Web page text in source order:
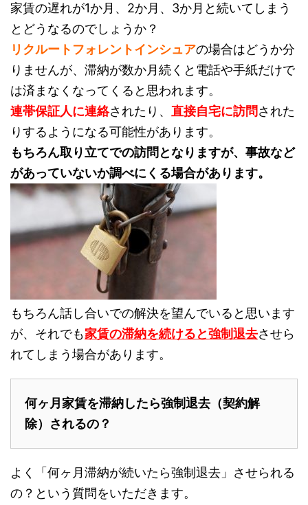
家賃の遅れが1か月、2か月、3か月と続いてしまう
とどうなるのでしょうか？
リクルートフォレントインシュアの場合はどうか分
りませんが、滞納が数か月続くと電話や手紙だけで
は済まなくなってくると思われます。
連帯保証人に連絡されたり、 直接自宅に訪問された
りするようになる可能性があります。
もちろん取り立てでの訪問となりますが、事故など
があっていないか調べにくる場合があります。
もちろん話し合いでの解決を望んでいると思います
が、それでも家賃の滞納を続けると強制退去させら
れてしまう場合があります。
何ヶ月家賃を滞納したら強制退去（契約解
除）されるの？
よく「何ヶ月滞納が続いたら強制退去」させられる
の？という質問をいただきます。